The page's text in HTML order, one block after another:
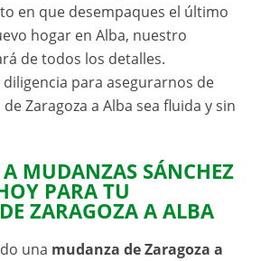
en que desempaques el último
hogar en Alba, nuestro
de todos los detalles.
para asegurarnos de
Zaragoza a Alba sea fluida y sin
MUDANZAS SÁNCHEZ
PARA TU
ZARAGOZA A ALBA
una mudanza de Zaragoza a